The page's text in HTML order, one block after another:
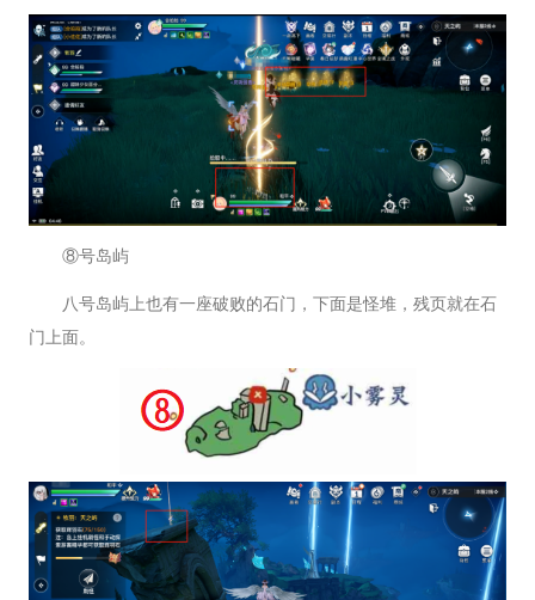
⑧号岛屿
八号岛屿上也有一座破败的石门，下面是怪堆，残页就在石
门上面。